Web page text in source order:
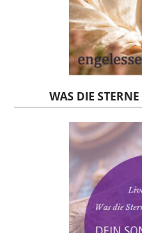
WAS DIE